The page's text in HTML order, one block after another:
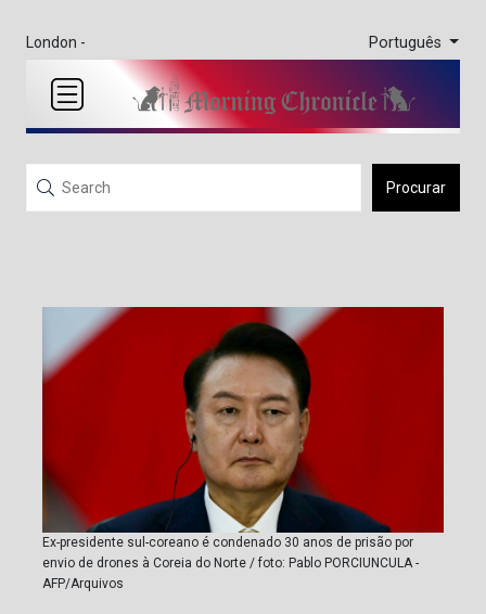
London - Português
Procurar
Ex-presidente sul-coreano é condenado 30 anos de prisão por
envio de drones à Coreia do Norte / foto: Pablo PORCIUNCULA -
AFP/Arquivos